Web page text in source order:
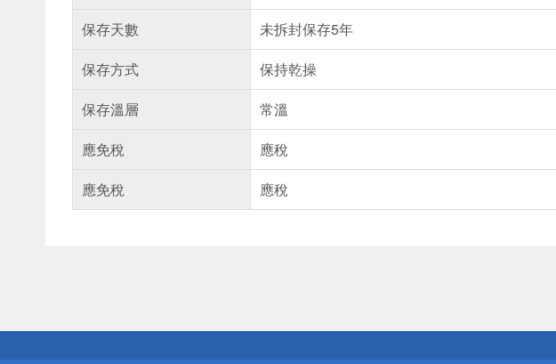
保存天數
未拆封保存5年
保存方式
保持乾操
保存溫層
常溫
應免稅
應稅
應免稅
應稅
詐騙網頁！請小心！